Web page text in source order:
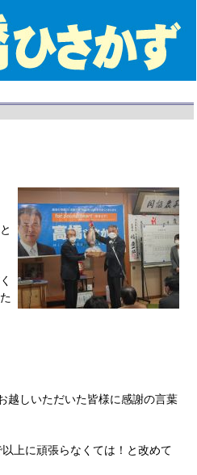
越しいただいた皆様に感謝の言葉
上に頑張らなくては！と改めて